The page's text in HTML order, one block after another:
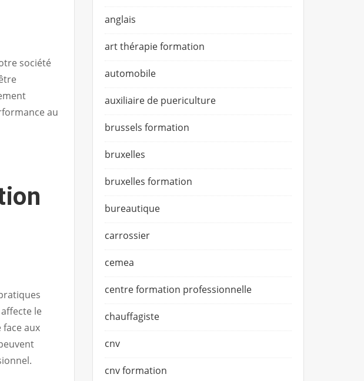
société
au
le
aux
anglais
art thérapie formation
automobile
auxiliaire de puericulture
brussels formation
bruxelles
bruxelles formation
bureautique
carrossier
cemea
centre formation professionnelle
chauffagiste
cnv
cnv formation